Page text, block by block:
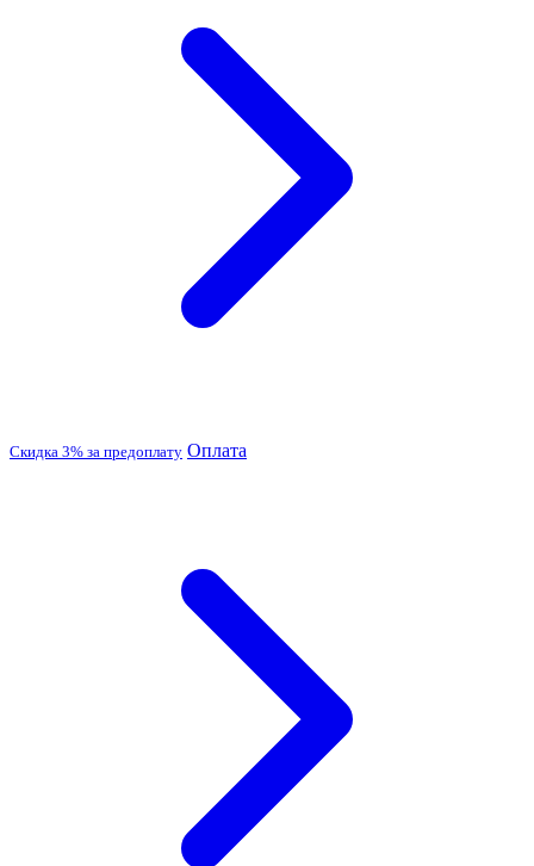
Скидка 3% за предоплату Оплата